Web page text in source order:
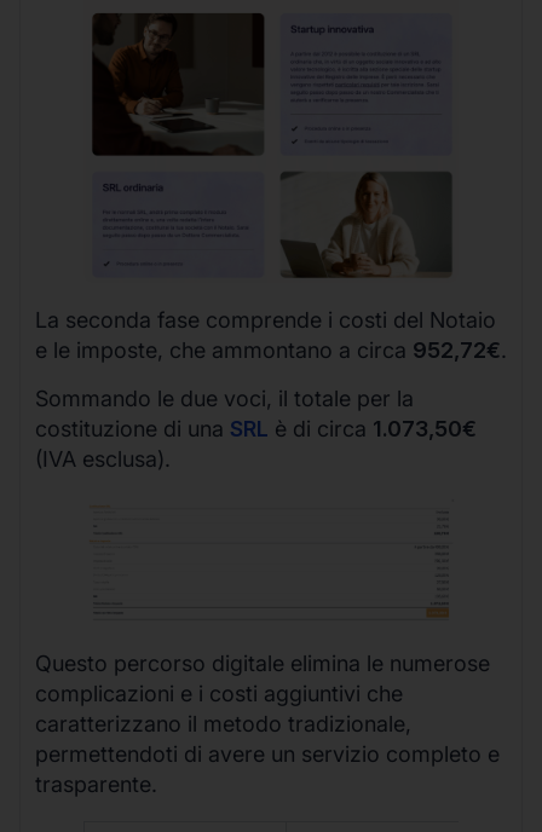
La seconda fase comprende i costi del Notaio
e le imposte, che ammontano a circa 952,72€.
Sommando le due voci, il totale per la
costituzione di una SRL è di circa 1.073,50€
(IVA esclusa).
Questo percorso digitale elimina le numerose
complicazioni e i costi aggiuntivi che
caratterizzano il metodo tradizionale,
permettendoti di avere un servizio completo e
trasparente.